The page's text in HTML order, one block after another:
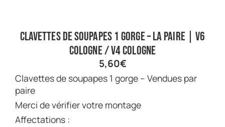
Clavettes de soupapes 1 gorge – La paire | V6
Cologne / V4 Cologne
5,60€
Clavettes de soupapes 1 gorge – Vendues par
paire
Merci de vérifier votre montage
Affectations :